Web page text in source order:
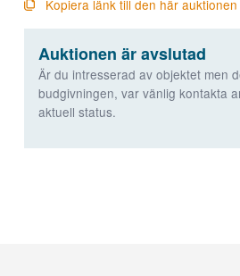
Kopiera länk till den här auktionen
Auktionen är avslutad
Är du intresserad av objektet men
budgivningen, var vänlig kontakta
aktuell status.
med dig av dina
surfar ökar du
chansen att få se
personligt
anpassat innehåll